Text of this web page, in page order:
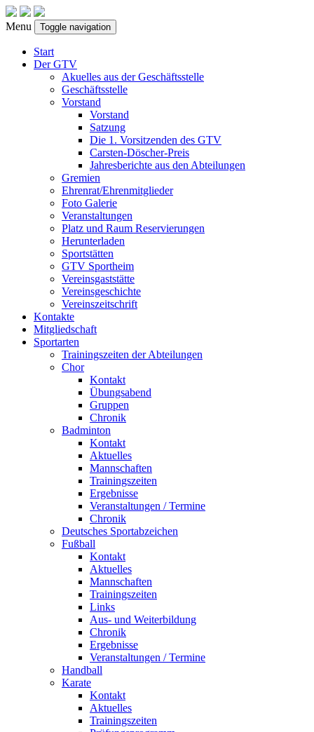
Menu Toggle navigation
Start
Der GTV
Akuelles aus der Geschäftsstelle
Geschäftsstelle
Vorstand
Vorstand
Satzung
Die 1. Vorsitzenden des GTV
Carsten-Döscher-Preis
Jahresberichte aus den Abteilungen
Gremien
Ehrenrat/Ehrenmitglieder
Foto Galerie
Veranstaltungen
Platz und Raum Reservierungen
Herunterladen
Sportstätten
GTV Sportheim
Vereinsgaststätte
Vereinsgeschichte
Vereinszeitschrift
Kontakte
Mitgliedschaft
Sportarten
Trainingszeiten der Abteilungen
Chor
Kontakt
Übungsabend
Gruppen
Chronik
Badminton
Kontakt
Aktuelles
Mannschaften
Trainingszeiten
Ergebnisse
Veranstaltungen / Termine
Chronik
Deutsches Sportabzeichen
Fußball
Kontakt
Aktuelles
Mannschaften
Trainingszeiten
Links
Aus- und Weiterbildung
Chronik
Ergebnisse
Veranstaltungen / Termine
Handball
Karate
Kontakt
Aktuelles
Trainingszeiten